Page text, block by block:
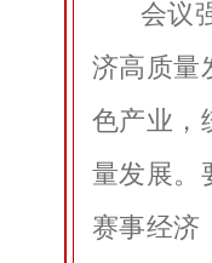
会议
济高质量
色产业，
量发展。
赛事经济